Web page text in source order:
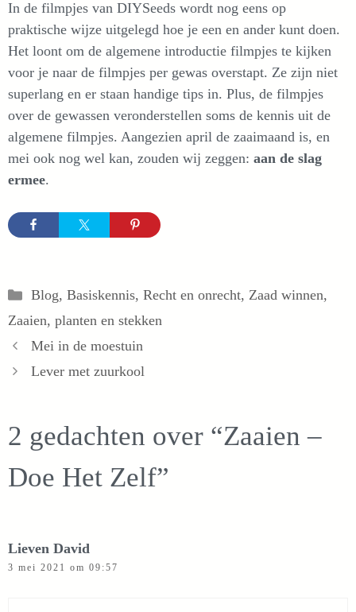
In de filmpjes van DIYSeeds wordt nog eens op
praktische wijze uitgelegd hoe je een en ander kunt doen.
Het loont om de algemene introductie filmpjes te kijken
voor je naar de filmpjes per gewas overstapt. Ze zijn niet
superlang en er staan handige tips in. Plus, de filmpjes
over de gewassen veronderstellen soms de kennis uit de
algemene filmpjes. Aangezien april de zaaimaand is, en
mei ook nog wel kan, zouden wij zeggen: aan de slag
ermee.
Categorieën
Blog, Basiskennis, Recht en onrecht, Zaad winnen,
Zaaien, planten en stekken
Mei in de moestuin
Lever met zuurkool
2 gedachten over “Zaaien –
Doe Het Zelf”
Lieven David
3 mei 2021 om 09:57